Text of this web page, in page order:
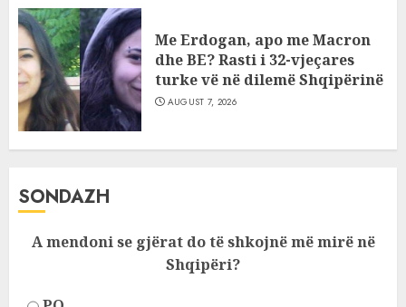
Me Erdogan, apo me Macron
dhe BE? Rasti i 32-vjeçares
turke vë në dilemë Shqipërinë
AUGUST 7, 2026
SONDAZH
A mendoni se gjërat do të shkojnë më mirë në
Shqipëri?